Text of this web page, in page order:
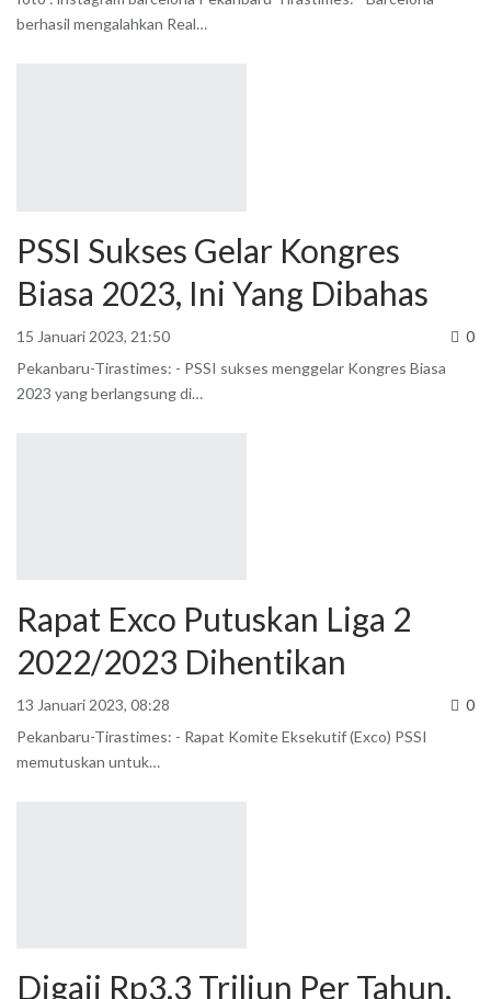
berhasil mengalahkan Real…
PSSI Sukses Gelar Kongres
Biasa 2023, Ini Yang Dibahas
15 Januari 2023, 21:50
0
Pekanbaru-Tirastimes: - PSSI sukses menggelar Kongres Biasa
2023 yang berlangsung di…
Rapat Exco Putuskan Liga 2
2022/2023 Dihentikan
13 Januari 2023, 08:28
0
Pekanbaru-Tirastimes: - Rapat Komite Eksekutif (Exco) PSSI
memutuskan untuk…
Digaji Rp3,3 Triliun Per Tahun,